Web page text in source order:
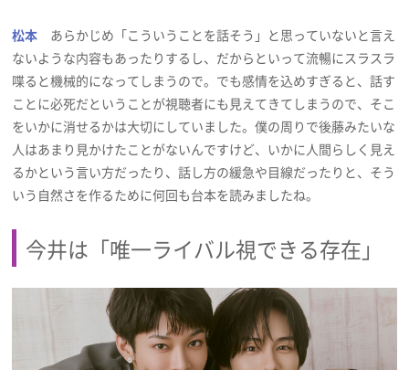
松本 あらかじめ「こういうことを話そう」と思っていないと言え
ないような内容もあったりするし、だからといって流暢にスラスラ
喋ると機械的になってしまうので。でも感情を込めすぎると、話す
ことに必死だということが視聴者にも見えてきてしまうので、そこ
をいかに消せるかは大切にしていました。僕の周りで後藤みたいな
人はあまり見かけたことがないんですけど、いかに人間らしく見え
るかという言い方だったり、話し方の緩急や目線だったりと、そう
いう自然さを作るために何回も台本を読みましたね。
今井は「唯一ライバル視できる存在」